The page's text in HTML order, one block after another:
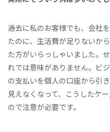
過去に私のお客様でも、会社
たのに、生活費が足りないか
た方がいらっしゃいました。
れでは意味がありません。ビ
の支払いを個人の口座から引
見えなくなって、こうしたケ
ので注意が必要です。